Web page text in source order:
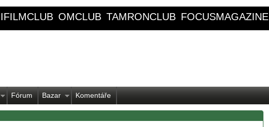
OMCLUB TAMRONCLUB FOCUSMAGAZINE
Fórum Bazar Komentáře